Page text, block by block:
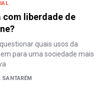
com liberdade de
quais usos da
para uma sociedade mais
SANTARÉM